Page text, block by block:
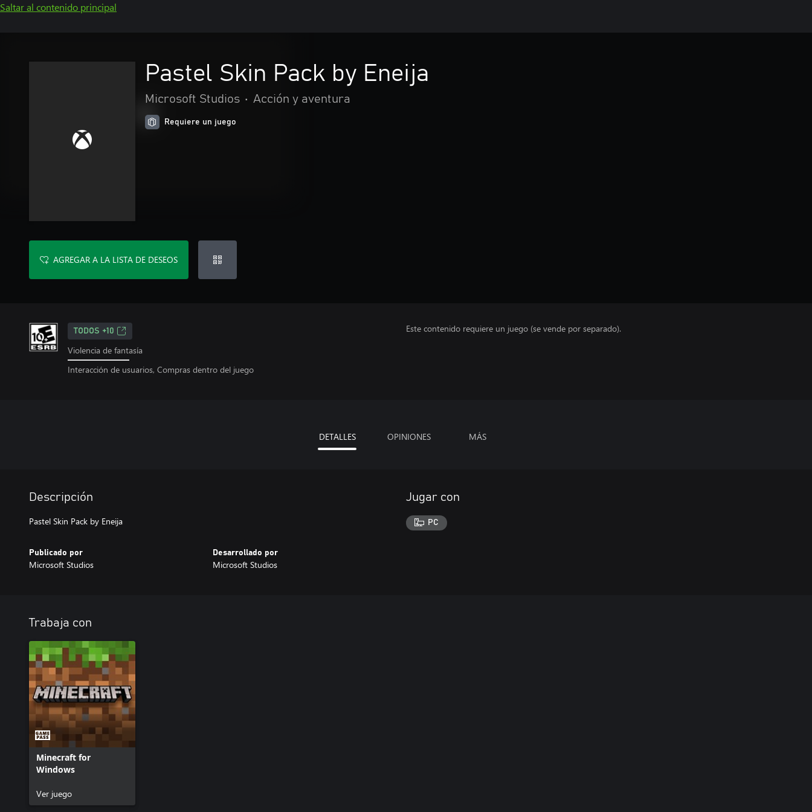
Saltar al contenido principal
Pastel Skin Pack by Eneija
Microsoft Studios • Acción y aventura
Requiere un juego
AGREGAR A LA LISTA DE DESEOS
TODOS +10
Violencia de fantasía
Interacción de usuarios, Compras dentro del juego
Este contenido requiere un juego (se vende por separado).
DETALLES OPINIONES MÁS
Descripción
Pastel Skin Pack by Eneija
Publicado por
Microsoft Studios
Desarrollado por
Microsoft Studios
Jugar con
PC
Trabaja con
Minecraft for
Windows
Ver juego